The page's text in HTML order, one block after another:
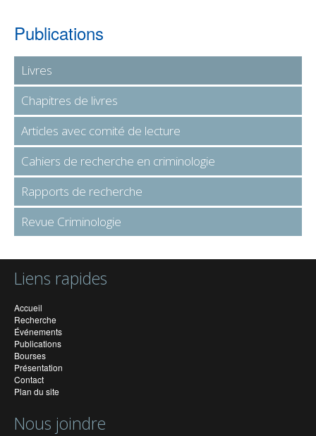
Publications
Livres
Chapitres de livres
Articles avec comité de lecture
Cahiers de recherche en criminologie
Rapports de recherche
Revue Criminologie
Liens rapides
Accueil
Recherche
Événements
Publications
Bourses
Présentation
Contact
Plan du site
Nous joindre